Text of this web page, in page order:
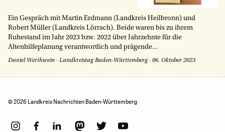
Ein Gespräch mit Martin Erdmann (Landkreis Heilbronn) und
Robert Müller (Landkreis Lörrach). Beide waren bis zu ihrem
Ruhestand im Jahr 2023 bzw. 2022 über Jahrzehnte für die
Altenhilfeplanung verantwortlich und prägende...
Daniel Werthwein · Landkreistag Baden-Württemberg · 06. Oktober 2023
© 2026 Landkreis Nachrichten Baden-Württemberg